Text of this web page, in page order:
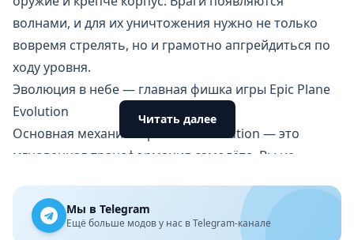
волнами, и для их уничтожения нужно не только
вовремя стрелять, но и грамотно апгрейдиться по
ходу уровня.
Эволюция в небе — главная фишка игры Epic Plane
Evolution
Основная механика Epic Plane Evolution — это
мгновенная трансформация самолёта. Вы не
прокачиваетесь прямо в полёте. Подбирая нужные
значки, можно превратить слабый биплан в
Читать далее
Мы в Telegram
Ещё больше модов у нас в Telegram-канале